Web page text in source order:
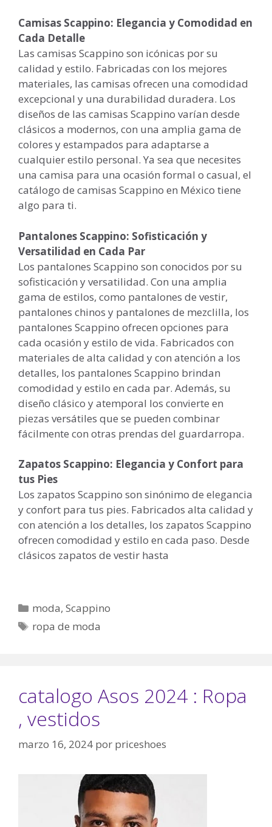
Camisas Scappino: Elegancia y Comodidad en
Cada Detalle
Las camisas Scappino son icónicas por su
calidad y estilo. Fabricadas con los mejores
materiales, las camisas ofrecen una comodidad
excepcional y una durabilidad duradera. Los
diseños de las camisas Scappino varían desde
clásicos a modernos, con una amplia gama de
colores y estampados para adaptarse a
cualquier estilo personal. Ya sea que necesites
una camisa para una ocasión formal o casual, el
catálogo de camisas Scappino en México tiene
algo para ti.
Pantalones Scappino: Sofisticación y
Versatilidad en Cada Par
Los pantalones Scappino son conocidos por su
sofisticación y versatilidad. Con una amplia
gama de estilos, como pantalones de vestir,
pantalones chinos y pantalones de mezclilla, los
pantalones Scappino ofrecen opciones para
cada ocasión y estilo de vida. Fabricados con
materiales de alta calidad y con atención a los
detalles, los pantalones Scappino brindan
comodidad y estilo en cada par. Además, su
diseño clásico y atemporal los convierte en
piezas versátiles que se pueden combinar
fácilmente con otras prendas del guardarropa.
Zapatos Scappino: Elegancia y Confort para
tus Pies
Los zapatos Scappino son sinónimo de elegancia
y confort para tus pies. Fabricados alta calidad y
con atención a los detalles, los zapatos Scappino
ofrecen comodidad y estilo en cada paso. Desde
clásicos zapatos de vestir hasta
Categorías
moda,Scappino
Etiquetas
ropa de moda
catalogo Asos 2024 : Ropa
, vestidos
marzo 16, 2024 por priceshoes